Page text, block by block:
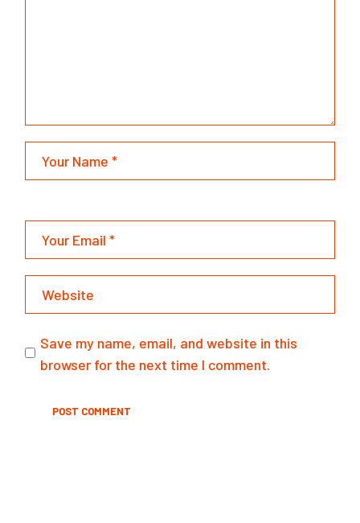
Save my name, email, and website in this
browser for the next time I comment.
POST COMMENT